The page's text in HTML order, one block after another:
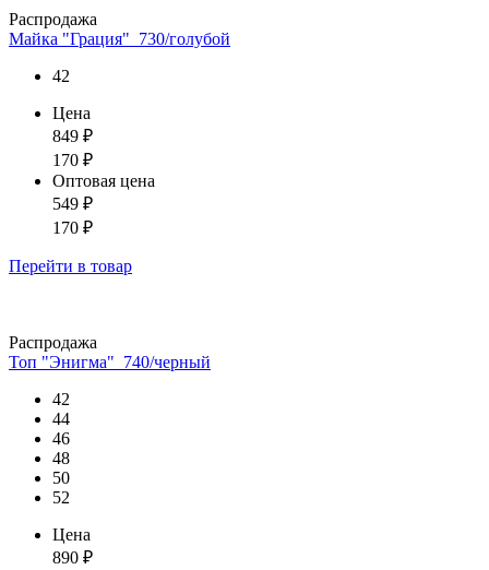
Распродажа
Майка "Грация"_730/голубой
42
Цена
849 ₽
170 ₽
Оптовая цена
549 ₽
170 ₽
Перейти в товар
Распродажа
Топ "Энигма"_740/черный
42
44
46
48
50
52
Цена
890 ₽